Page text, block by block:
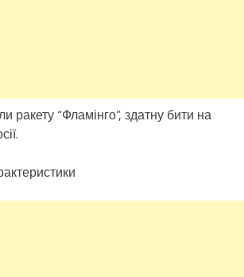
ракету “Фламінго”, здатну бити на